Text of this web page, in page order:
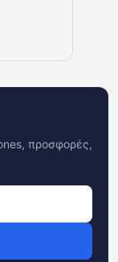
προσφορές,